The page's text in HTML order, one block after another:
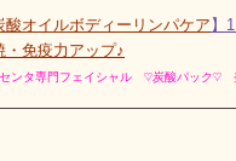
酸オイルボディーリンパケア 】
・免疫力アップ♪
ンタ専門フェイシャル ♡炭酸パック♡